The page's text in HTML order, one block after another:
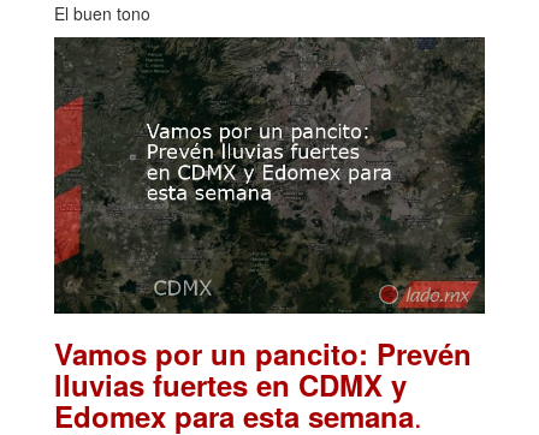
El buen tono
Vamos por un pancito: Prevén
lluvias fuertes en CDMX y
Edomex para esta semana.